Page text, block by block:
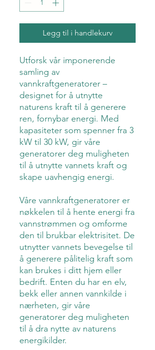
Legg til i handlekurv
Utforsk vår imponerende
samling av
vannkraftgeneratorer –
designet for å utnytte
naturens kraft til å generere
ren, fornybar energi. Med
kapasiteter som spenner fra 3
kW til 30 kW, gir våre
generatorer deg muligheten
til å utnytte vannets kraft og
skape uavhengig energi.
Våre vannkraftgeneratorer er
nøkkelen til å hente energi fra
vannstrømmen og omforme
den til brukbar elektrisitet. De
utnytter vannets bevegelse til
å generere pålitelig kraft som
kan brukes i ditt hjem eller
bedrift. Enten du har en elv,
bekk eller annen vannkilde i
nærheten, gir våre
generatorer deg muligheten
til å dra nytte av naturens
energikilder.